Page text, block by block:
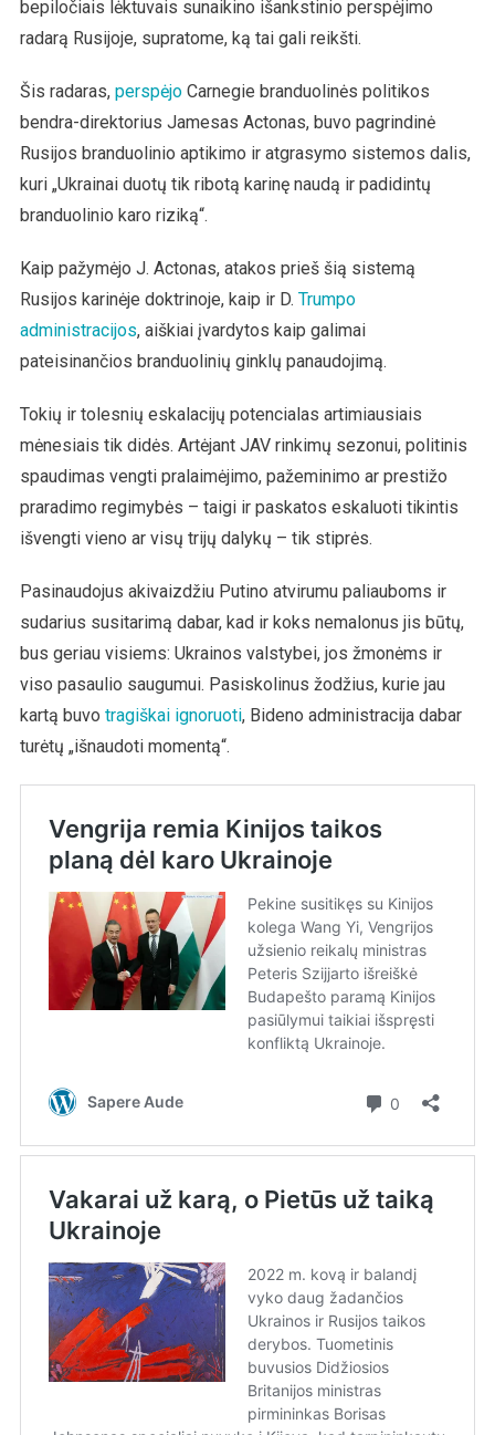
bepiločiais lėktuvais sunaikino išankstinio perspėjimo
radarą Rusijoje, supratome, ką tai gali reikšti.
Šis radaras, perspėjoCarnegie branduolinės politikos
bendra-direktorius Jamesas Actonas, buvo pagrindinė
Rusijos branduolinio aptikimo ir atgrasymo sistemos dalis,
kuri „Ukrainai duotų tik ribotą karinę naudą ir padidintų
branduolinio karo riziką“.
Kaip pažymėjo J. Actonas, atakos prieš šią sistemą
Rusijos karinėje doktrinoje, kaip ir D. Trumpo
administracijos, aiškiai įvardytos kaip galimai
pateisinančios branduolinių ginklų panaudojimą.
Tokių ir tolesnių eskalacijų potencialas artimiausiais
mėnesiais tik didės. Artėjant JAV rinkimų sezonui, politinis
spaudimas vengti pralaimėjimo, pažeminimo ar prestižo
praradimo regimybės – taigi ir paskatos eskaluoti tikintis
išvengti vieno ar visų trijų dalykų – tik stiprės.
Pasinaudojus akivaizdžiu Putino atvirumu paliauboms ir
sudarius susitarimą dabar, kad ir koks nemalonus jis būtų,
bus geriau visiems: Ukrainos valstybei, jos žmonėms ir
viso pasaulio saugumui. Pasiskolinus žodžius, kurie jau
kartą buvo tragiškai ignoruoti, Bideno administracija dabar
turėtų „išnaudoti momentą“.